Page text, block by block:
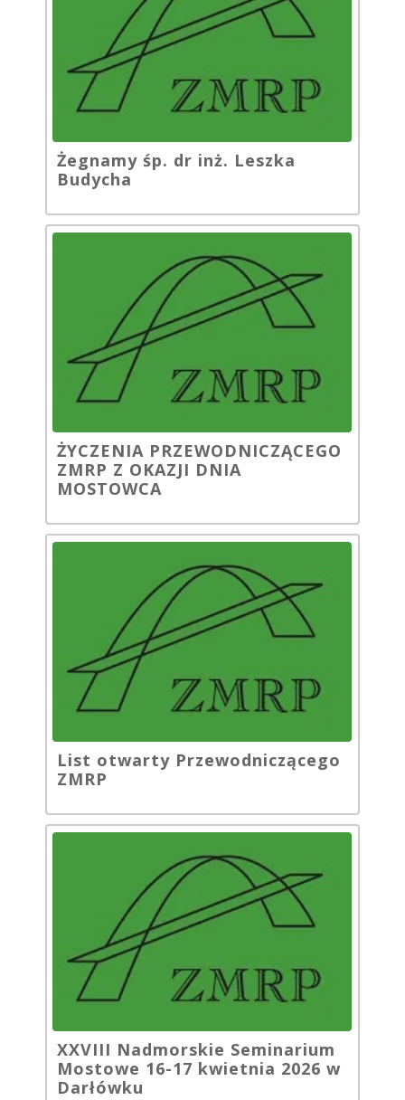
Żegnamy śp. dr inż. Leszka
Budycha
ŻYCZENIA PRZEWODNICZĄCEGO
ZMRP Z OKAZJI DNIA
MOSTOWCA
List otwarty Przewodniczącego
ZMRP
XXVIII Nadmorskie Seminarium
Mostowe 16-17 kwietnia 2026 w
Darłówku